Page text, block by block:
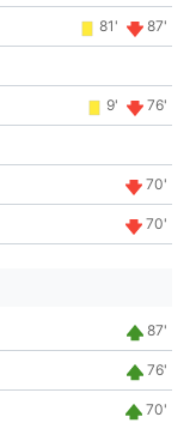
81' 87'
9' 76'
70'
70'
87'
76'
70'